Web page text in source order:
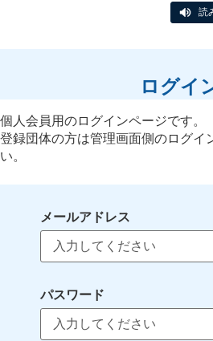
読
ログイ
個人会員用のログインページです。
登録団体の方は管理画面側のログイ
い。
メールアドレス
パスワード